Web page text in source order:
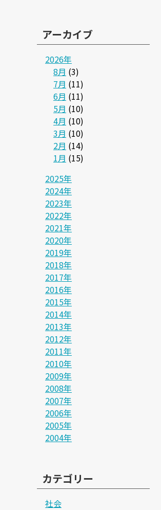
アーカイブ
2026年
8月 (3)
7月 (11)
6月 (11)
5月 (10)
4月 (10)
3月 (10)
2月 (14)
1月 (15)
2025年
2024年
2023年
2022年
2021年
2020年
2019年
2018年
2017年
2016年
2015年
2014年
2013年
2012年
2011年
2010年
2009年
2008年
2007年
2006年
2005年
2004年
カテゴリー
社会